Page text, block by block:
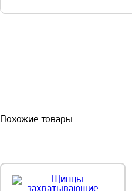
Похожие товары